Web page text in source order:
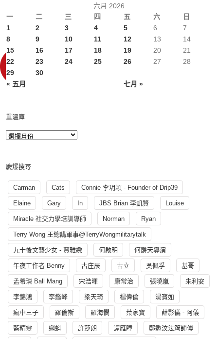
六月 2026
一
二 三 四 五 六 日
« 五月 七月 »
1 2 3 4 5 6
7
8
9 10 11 12 13
14
15
16 17 18 19 20
21
22
23 24 25 26 27
28
29
30
重溫庫
慶爆搜尋
Carman Cats Connie 李玥穎 - Founder of Drip39
Elaine Gary In JBS Brian 李凱賢 Louise
Miracle 社交力學培訓導師 Norman Ryan
Terry Wong 王總講軍事@TerryWongmilitarytalk
九十後文藝少女 - 賈雅緻 何啟明 何爵天導演
午夜工作者 Benny 古庄辰 古立 吳佩孚 基哥
孟希璘 Ball Mang 宋浩暉 康常治 張曉嵐 朱利安
李錦鴻 李鑑峰 梁天琦 楊偉倫 湯寳如
瘋中三子 羅倫斯 羅海憫 葉家寶 薛影儀 - 阿儀
藍精靈 蝌蚪 許莎朗 譚雁瞳 鄭遨汶法筠師傅